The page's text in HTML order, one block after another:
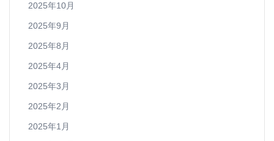
2025年10月
2025年9月
2025年8月
2025年4月
2025年3月
2025年2月
2025年1月